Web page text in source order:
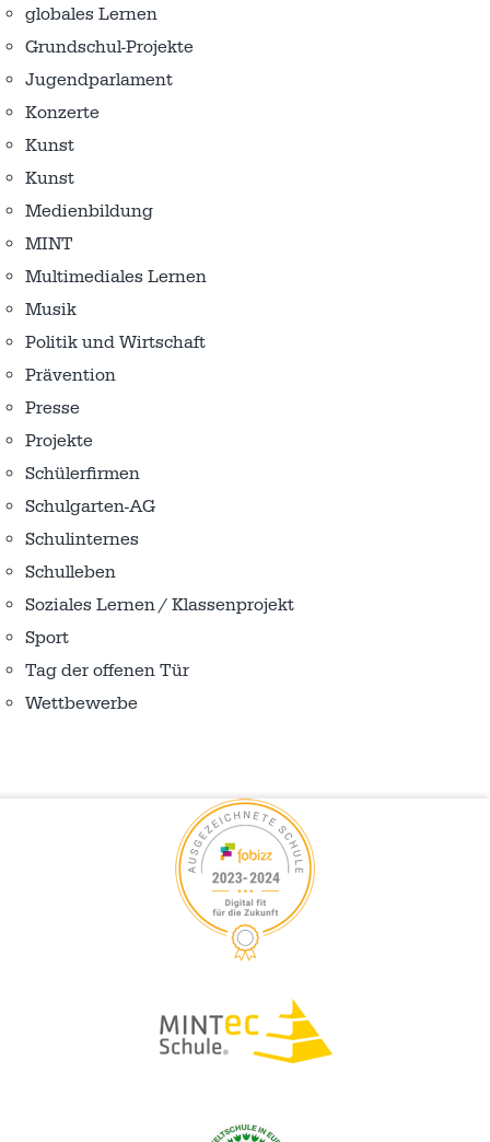
globales Lernen
Grundschul-Projekte
Jugendparlament
Konzerte
Kunst
Kunst
Medienbildung
MINT
Multimediales Lernen
Musik
Politik und Wirtschaft
Prävention
Presse
Projekte
Schülerfirmen
Schulgarten-AG
Schulinternes
Schulleben
Soziales Lernen / Klassenprojekt
Sport
Tag der offenen Tür
Wettbewerbe